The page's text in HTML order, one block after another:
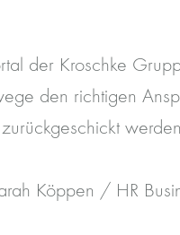
der Kroschke
den richtigen
Köppen / HR